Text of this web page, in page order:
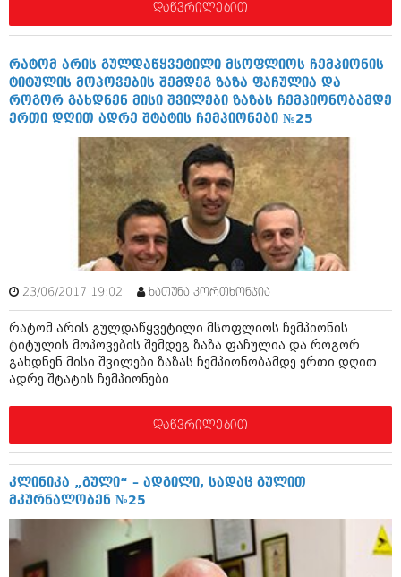
ჰოროსკოპი და შეუცნობელი
კრიმინალი
რომანი და დეტექტივი
სახალისო ამბები
შოუბიზნესი
დაიჯესტი
ქალი და მამაკაცი
ისტორია
სხვადასხვა
ანონსი
ივლისი 2018 (223)
მაისი 2018 (211)
აპრილი 2018 (194)
მარტი 2018 (256)
თებერვალი 2018 (208)
იანვარი 2018 (215)
რომანი და დეტექტივი
სახალისო ამბები
შოუბიზნესი
დაიჯესტი
ქალი და მამაკაცი
ისტორია
სხვადასხვა
ანონსი
არქივი
ნოემბერი 2020 (103)
ოქტომბერი 2020 (209)
აგვისტო 2020 (249)
ივნისი 2020 (249)
არქივის ზომის ნახვა
დაწვრილებით
რატომ არის გულდაწყვეტილი მსოფლიოს ჩემპიონის
ტიტულის მოპოვების შემდეგ ზაზა ფაჩულია და
როგორ გახდნენ მისი შვილები ზაზას ჩემპიონობამდე
ერთი დღით ადრე შტატის ჩემპიონები №25
23/06/2017 19:02 ხათუნა კორთხონჯია
რატომ არის გულდაწყვეტილი მსოფლიოს ჩემპიონის
ტიტულის მოპოვების შემდეგ ზაზა ფაჩულია და როგორ
გახდნენ მისი შვილები ზაზას ჩემპიონობამდე ერთი დღით
ადრე შტატის ჩემპიონები
დაწვრილებით
კლინიკა „გული“ – ადგილი, სადაც გულით
მკურნალობენ №25